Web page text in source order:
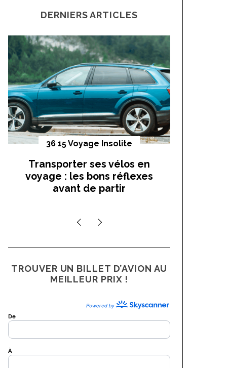
f
o
r
:
DERNIERS ARTICLES
36 15 Voyage Insolite
Transporter ses vélos en
voyage : les bons réflexes
avant de partir
TROUVER UN BILLET D’AVION AU
MEILLEUR PRIX !